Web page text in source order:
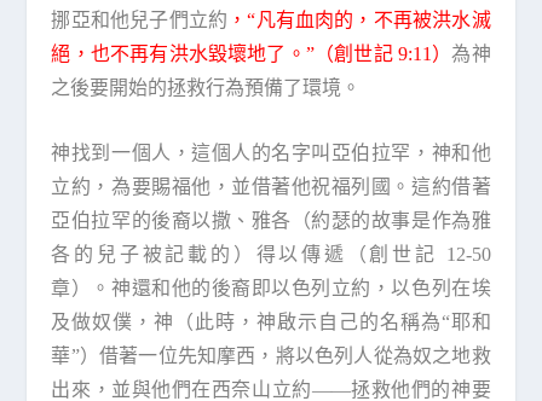
挪亞和他兒子們立約 ，“凡有血肉的，不再被洪水滅
絕，也不再有洪水毀壞地了。”（創世記 9:11）為神
之後要開始的拯救行為預備了環境。
神找到一個人，這個人的名字叫亞伯拉罕，神和他
立約，為要賜福他，並借著他祝福列國。這約借著
亞伯拉罕的後裔以撒、雅各（約瑟的故事是作為雅
各的兒子被記載的）得以傳遞（創世記 12-50
章）。神還和他的後裔即以色列立約，以色列在埃
及做奴僕，神（此時，神啟示自己的名稱為“耶和
華”）借著一位先知摩西，將以色列人從為奴之地救
出來，並與他們在西奈山立約——拯救他們的神要